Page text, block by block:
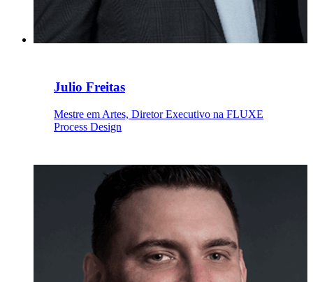
Julio Freitas
Mestre em Artes, Diretor Executivo na FLUXE
Process Design